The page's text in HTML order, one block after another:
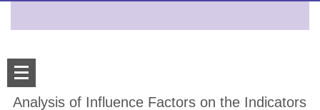
Analysis of Influence Factors on the Indicators